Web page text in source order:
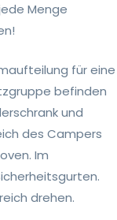
Menge
für eine
befinden
und
des Campers
Im
drehen.